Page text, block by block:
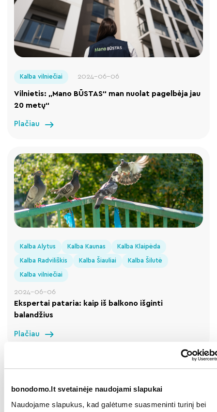
bonodomo.lt svetainėje naudojami slapukai
Naudojame slapukus, kad galėtume suasmeninti turinį bei
Kalba vilniečiai 2024-06-06
Vilnietis: „Mano BŪSTAS“ man nuolat pagelbėja jau
20 metų“
Plačiau
Kalba Alytus Kalba Kaunas Kalba Klaipėda
Kalba Radviliškis Kalba Šiauliai Kalba Šilutė
Kalba vilniečiai
2024-06-06
Ekspertai pataria: kaip iš balkono išginti
balandžius
Plačiau